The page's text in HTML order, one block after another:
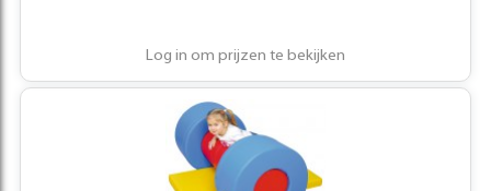
Log in om prijzen te bekijken